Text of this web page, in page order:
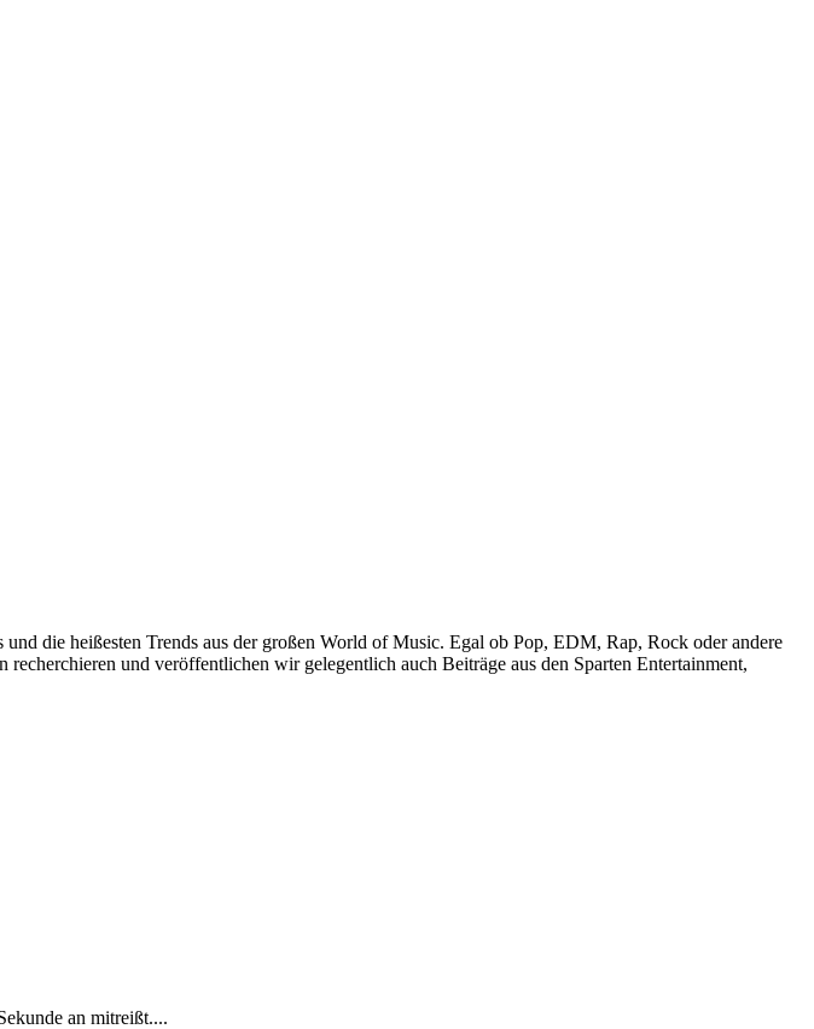
die heißesten Trends aus der großen World of Music. Egal ob Pop, EDM, Rap, Rock oder andere
und veröffentlichen wir gelegentlich auch Beiträge aus den Sparten Entertainment,
an mitreißt....